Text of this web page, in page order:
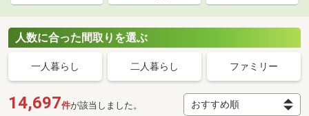
人数に合った間取りを選ぶ
一人暮らし 二人暮らし ファミリー
14,697件が該当しました。